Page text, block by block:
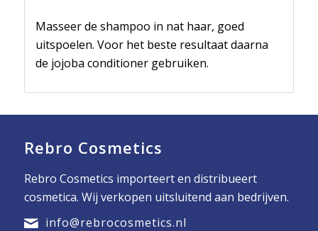
Masseer de shampoo in nat haar, goed
uitspoelen. Voor het beste resultaat daarna
de jojoba conditioner gebruiken.
Rebro Cosmetics
Rebro Cosmetics importeert en distribueert
cosmetica. Wij verkopen uitsluitend aan bedrijven.
info@rebrocosmetics.nl